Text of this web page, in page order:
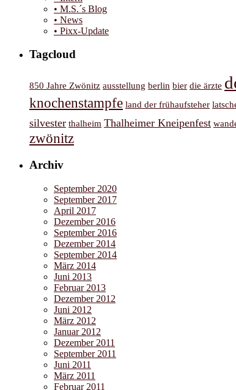
• M.S.´s Blog
• News
• Pixx-Update
Tagcloud
850 Jahre Zwönitz ausstellung berlin bier die ärzte
knochenstampfe land der frühaufsteher
silvester thalheim Thalheimer Kneipenfest
zwönitz
Archiv
September 2020
September 2017
April 2017
Dezember 2016
September 2016
Dezember 2014
September 2014
März 2014
Juni 2013
Februar 2013
Dezember 2012
Juni 2012
März 2012
Januar 2012
Dezember 2011
September 2011
Juni 2011
März 2011
Februar 2011